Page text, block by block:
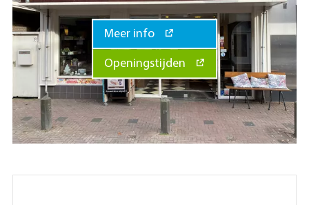
Meer info
Openingstijden